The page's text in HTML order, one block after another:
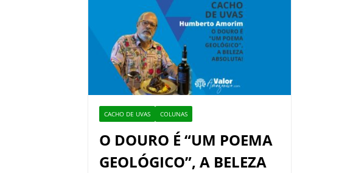
CACHO DE UVAS COLUNAS
O DOURO É “UM POEMA
GEOLÓGICO”, A BELEZA